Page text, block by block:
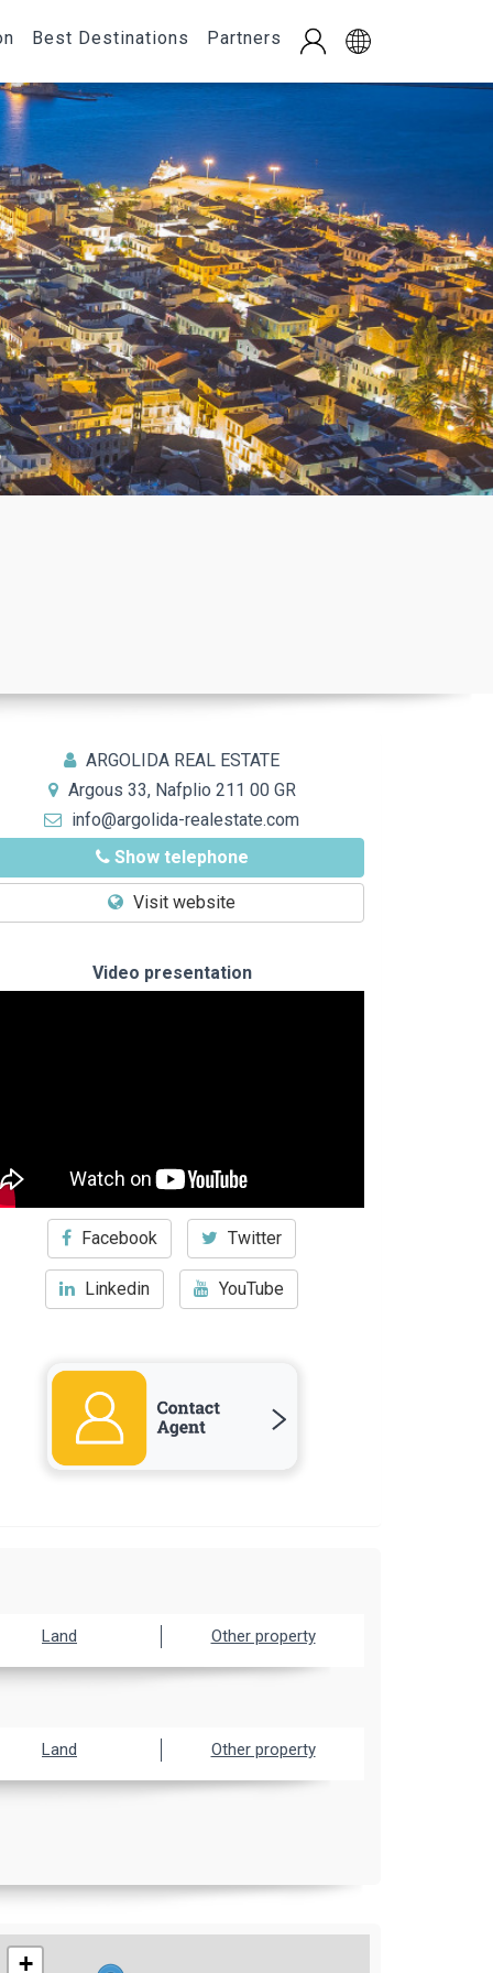
Best Destinations Partners
ARGOLIDA REAL ESTATE
Argous 33, Nafplio 211 00 GR
info@argolida-realestate.com
Show telephone
Visit website
Video presentation
Facebook Twitter
Linkedin YouTube
Land Other property
Land Other property
+